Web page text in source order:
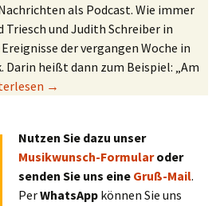
als Podcast. Wie immer
Triesch und Judith Schreiber in
der vergangen Woche in
Darin heißt dann zum Beispiel: „Am
Podcast-Folge der Nachrichten in
→
Nutzen Sie dazu unser
Musikwunsch-Formularoder
senden Sie uns eine Gruß-Mail.
PerWhatsApp können Sie uns